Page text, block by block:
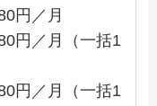
円／月
円／月（一括1
円／月（一括1